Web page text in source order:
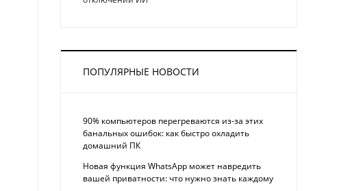
ПОПУЛЯРНЫЕ НОВОСТИ
90% компьютеров перегреваются из-за этих
банальных ошибок: как быстро охладить
домашний ПК
Новая функция WhatsApp может навредить
вашей приватности: что нужно знать каждому